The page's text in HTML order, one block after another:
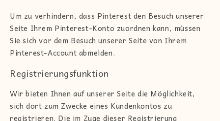
Um zu verhindern, dass Pinterest den Besuch unserer
Seite Ihrem Pinterest-Konto zuordnen kann, müssen
Sie sich vor dem Besuch unserer Seite von Ihrem
Pinterest-Account abmelden.
Registrierungsfunktion
Wir bieten Ihnen auf unserer Seite die Möglichkeit,
sich dort zum Zwecke eines Kundenkontos zu
registrieren. Die im Zuge dieser Registrierung